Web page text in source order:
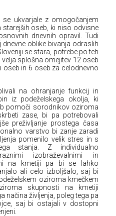
ukvarjale z omogočanjem
oseb, ki niso odvisne
dnevnih opravil. Tudi
oblike bivanja odraslih
se stara, potrebe po teh
splošna omejitev 12 oseb
oseb in 6 oseb za celodnevno
na ohranjanje funkcij in
iz podeželskega okolja, ki
pomoči sorodnikov oziroma
zase, bi pa potrebovali
preživljanje prostega časa
varstvo bi zanje zaradi
pomenilo velik stres in s
stanja. Z individualno
izobraževalnimi in
na kmetiji pa bi se lahko
ali celo izboljšalo, saj bi
oziroma kmečkem
skupnosti na kmetiji
načina življenja, poleg tega pa
saj bi ostajali v dostopni